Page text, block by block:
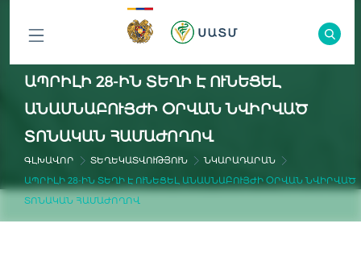
ԲՈԼՈՐ
ԲԱԺԻՆՆԵՐԸ
ԱՊՐԻԼԻ 28-ԻՆ ՏԵՂԻ Է ՈՒՆԵՑԵԼ
ԱՆԱՍՆԱԲՈՒՅԺԻ ՕՐՎԱՆ ՆՎԻՐՎԱԾ
ՏՈՆԱԿԱՆ ՀԱՄԱԺՈՂՈՎ
ԳԼԽԱՎՈՐ ՏԵՂԵԿԱՏՎՈՒԹՅՈՒՆ
ՆԿԱՐԱԴԱՐԱՆ
ԱՊՐԻԼԻ 28-ԻՆ ՏԵՂԻ Է ՈՒՆԵՑԵԼ ԱՆԱՍՆԱԲՈՒՅԺԻ ՕՐՎԱՆ ՆՎԻՐՎԱԾ
ՏՈՆԱԿԱՆ ՀԱՄԱԺՈՂՈՎ